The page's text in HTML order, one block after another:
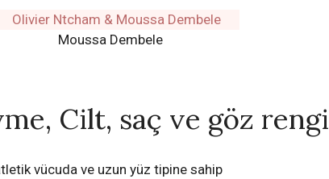
Moussa Dembele
Cilt, saç ve göz rengi
vücuda ve uzun yüz tipine sahip